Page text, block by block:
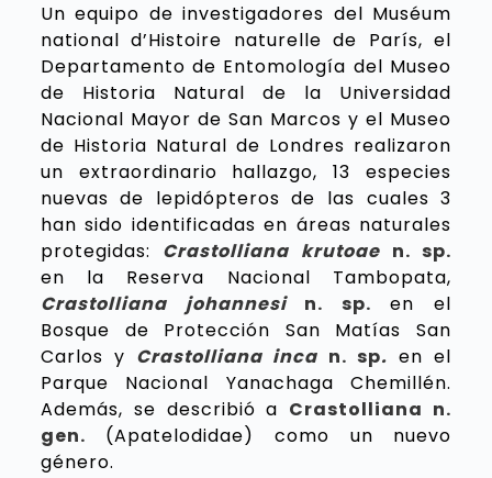
Un equipo de investigadores del Muséum
national d’Histoire naturelle de París, el
Departamento de Entomología del Museo
de Historia Natural de la Universidad
Nacional Mayor de San Marcos y el Museo
de Historia Natural de Londres realizaron
un extraordinario hallazgo, 13 especies
nuevas de lepidópteros de las cuales 3
han sido identificadas en áreas naturales
protegidas: Crastolliana krutoae n. sp.
en la Reserva Nacional Tambopata,
Crastolliana johannesi n. sp. en el
Bosque de Protección San Matías San
Carlos y Crastolliana inca n. sp. en el
Parque Nacional Yanachaga Chemillén.
Además, se describió a Crastolliana n.
gen. (Apatelodidae) como un nuevo
género.